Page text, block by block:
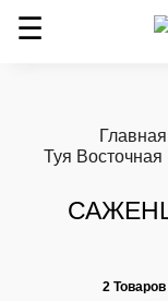
Главная
Туя Восточная
2